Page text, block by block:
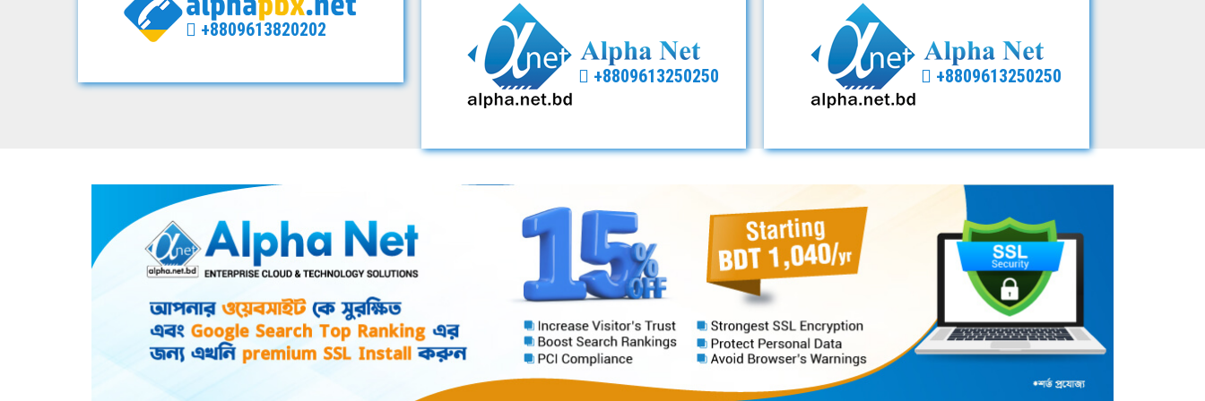
+8809613820202
+8809613250250 +8809613250250